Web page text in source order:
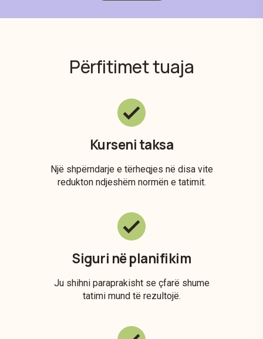
Përfitimet tuaja
Kurseni taksa
Një shpërndarje e tërheqjes në disa vite
redukton ndjeshëm normën e tatimit.
Siguri në planifikim
Ju shihni paraprakisht se çfarë shume
tatimi mund të rezultojë.